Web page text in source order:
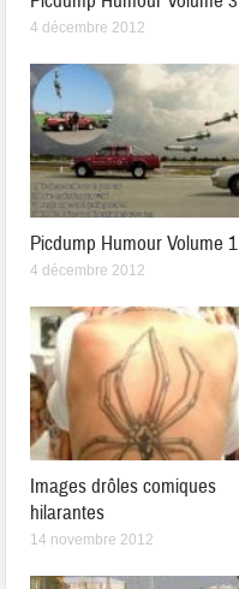
4 décembre 2012
Picdump Humour Volume 1
4 décembre 2012
Images drôles comiques
hilarantes
14 novembre 2012